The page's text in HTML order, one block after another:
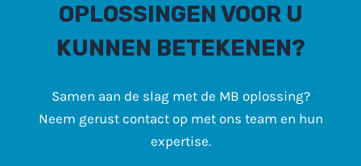
OPLOSSINGEN VOOR U
KUNNEN BETEKENEN?
Samen aan de slag met de MB oplossing?
Neem gerust contact op met ons team en hun
expertise.